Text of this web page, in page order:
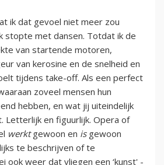
ik dat gevoel niet meer zou
stopte met dansen. Totdat ik de
van startende motoren,
van kerosine en de snelheid en
tijdens take-off. Als een perfect
zoveel mensen hun
hebben, en wat jij uiteindelijk
Letterlijk en figuurlijk. Opera of
werktgewoon en isgewoon
te beschrijven of te
ook weer dat vliegen een ‘kunst' -